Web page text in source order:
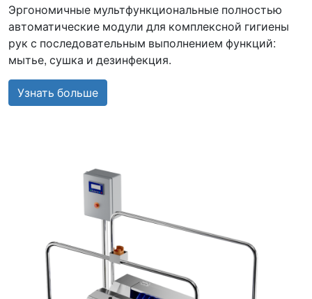
Эргономичные мультфункциональные полностью
автоматические модули для комплексной гигиены
рук с последовательным выполнением функций:
мытье, сушка и дезинфекция.
Узнать больше